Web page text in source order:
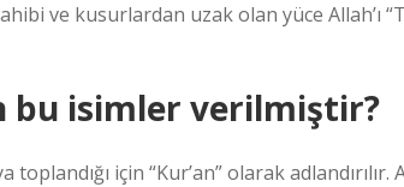
ve kusurlardan uzak olan yüce Allah’ı
bu isimler verilmiştir?
için “Kur’an” olarak